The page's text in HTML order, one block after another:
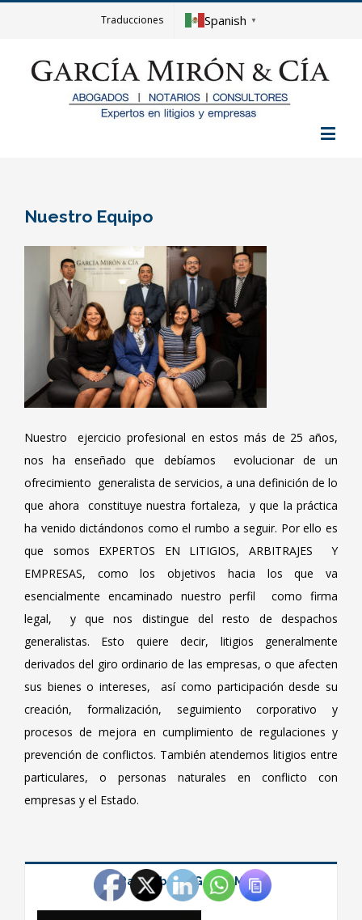
Traducciones Spanish ▼
Nuestro Equipo
Nuestro ejercicio profesional en estos más de 25 años,
nos ha enseñado que debíamos evolucionar de un
ofrecimiento generalista de servicios, a una definición de lo
que ahora constituye nuestra fortaleza, y que la práctica
ha venido dictándonos como el rumbo a seguir. Por ello es
que somos EXPERTOS EN LITIGIOS, ARBITRAJES Y
EMPRESAS, como los objetivos hacia los que va
esencialmente encaminado nuestro perfil como firma
legal, y que nos distingue del resto de despachos
generalistas. Esto quiere decir, litigios generalmente
derivados del giro ordinario de las empresas, o que afecten
sus bienes o intereses, así como participación desde su
creación, formalización, seguimiento corporativo y
procesos de mejora en cumplimiento de regulaciones y
prevención de conflictos. También atendemos litigios entre
particulares, o personas naturales en conflicto con
empresas y el Estado.
Lic. Raúl Alberto García Mirón